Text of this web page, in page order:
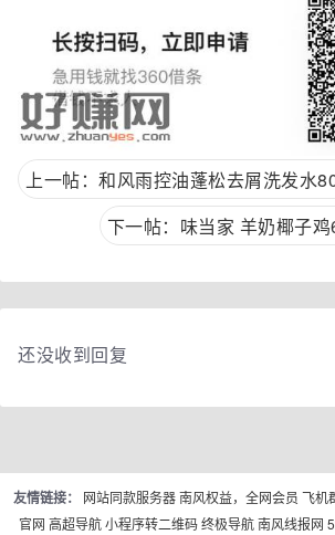
上一帖：和风雨控油蓬松去屑洗发水
下一帖：味当家 羊奶椰子
还没收到回复
友情链接： 网站同款服务器 南风权益，全网会员 飞机
官网 高超导航小程序转二维码终极导航南风线报网